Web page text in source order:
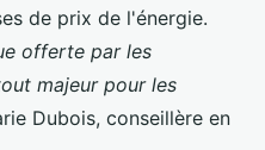
de prix de l'énergie.
offerte par les
majeur pour les
Dubois, conseillère en